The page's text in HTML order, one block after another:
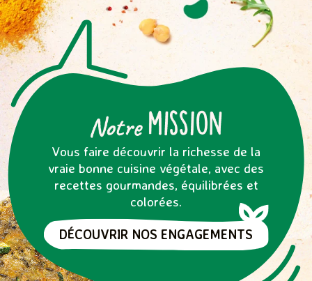
Vous faire découvrir la richesse de la
vraie bonne cuisine végétale, avec des
recettes gourmandes, équilibrées et
colorées.
DÉCOUVRIR NOS ENGAGEMENTS